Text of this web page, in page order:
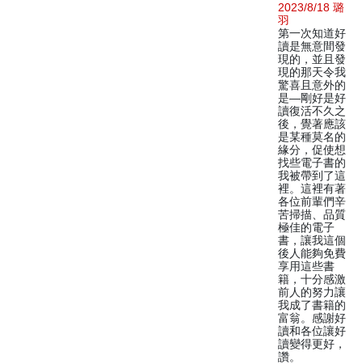
2023/8/18 璐
羽
第一次知道好
讀是無意間發
現的，並且發
現的那天令我
驚喜且意外的
是—剛好是好
讀復活不久之
後，覺著應該
是某種莫名的
緣分，促使想
找些電子書的
我被帶到了這
裡。這裡有著
各位前輩們辛
苦掃描、品質
極佳的電子
書，讓我這個
後人能夠免費
享用這些書
籍，十分感激
前人的努力讓
我成了書籍的
富翁。感謝好
讀和各位讓好
讀變得更好，
讚。